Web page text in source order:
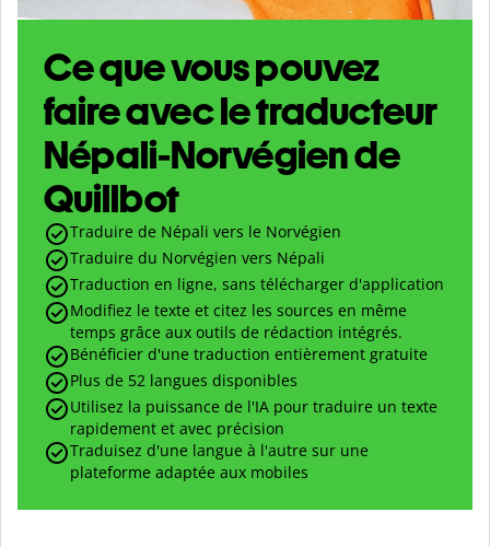
Ce que vous pouvez
faire avec le traducteur
Népali-Norvégien de
Quillbot
Traduire de Népali vers le Norvégien
Traduire du Norvégien vers Népali
Traduction en ligne, sans télécharger d'application
Modifiez le texte et citez les sources en même
temps grâce aux outils de rédaction intégrés.
Bénéficier d'une traduction entièrement gratuite
Plus de 52 langues disponibles
Utilisez la puissance de l'IA pour traduire un texte
rapidement et avec précision
Traduisez d'une langue à l'autre sur une
plateforme adaptée aux mobiles